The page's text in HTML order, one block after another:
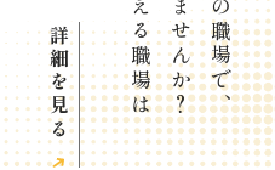
詳細を見る